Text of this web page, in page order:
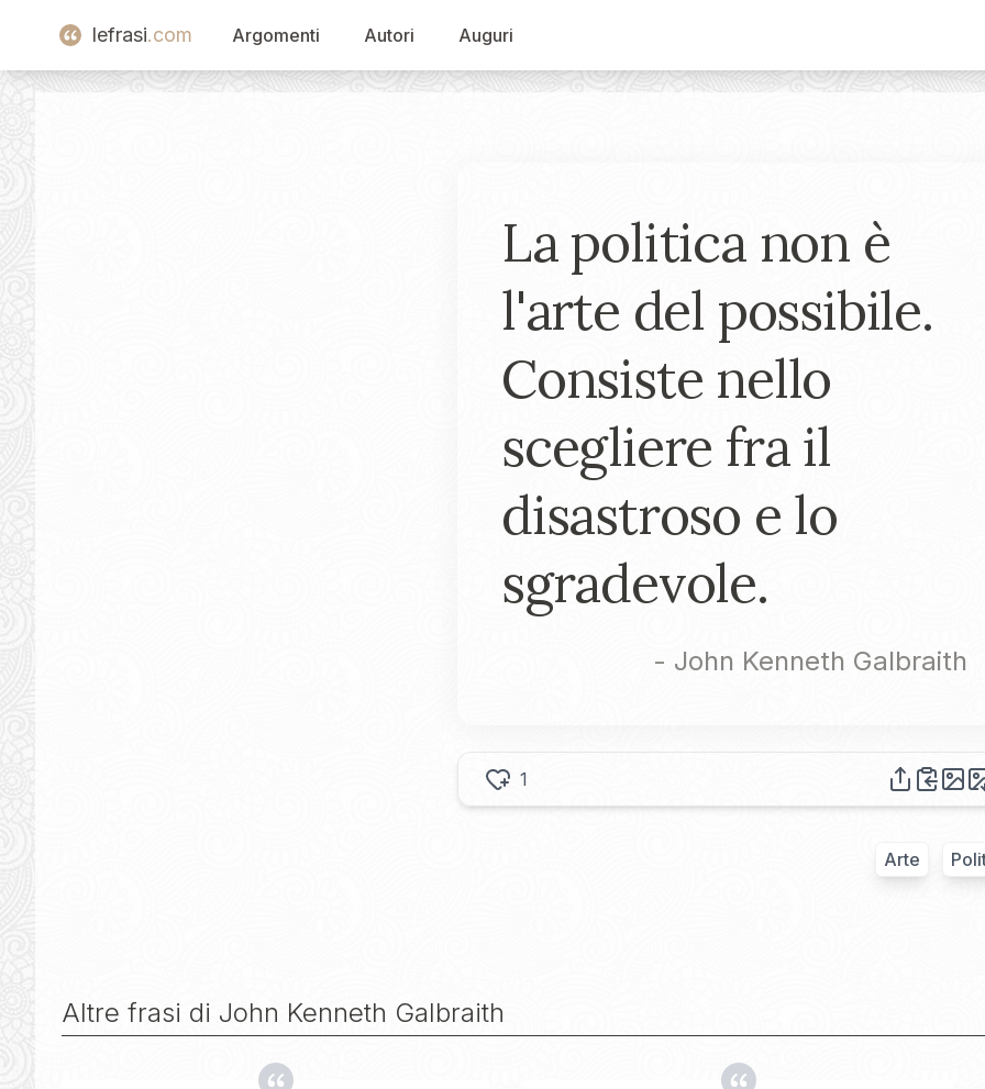
lefrasi.com Argomenti Autori Auguri
La politica non è
l'arte del possibile.
Consiste nello
scegliere fra il
disastroso e lo
sgradevole.
- John Kenneth Galbraith
1
Arte
Altre frasi di John Kenneth Galbraith